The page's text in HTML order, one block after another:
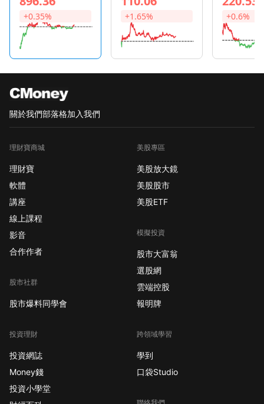
+0.35%
Technologie
s+1.65% +0.6%
關於我們部落格加入我們
理財寶商城
理財寶
軟體
講座
線上課程
影音
合作作者
股市社群
股市爆料同學會
投資理財
投資網誌
Money錢
投資小學堂
美股專區
美股放大鏡
美股股市
美股ETF
模擬投資
股市大富翁
選股網
雲端控股
報明牌
跨領域學習
學到
口袋Studio